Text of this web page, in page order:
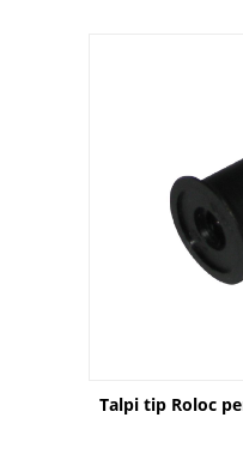
Talpi tip Roloc